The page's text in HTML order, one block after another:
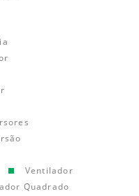
Ventilador
Quadrado